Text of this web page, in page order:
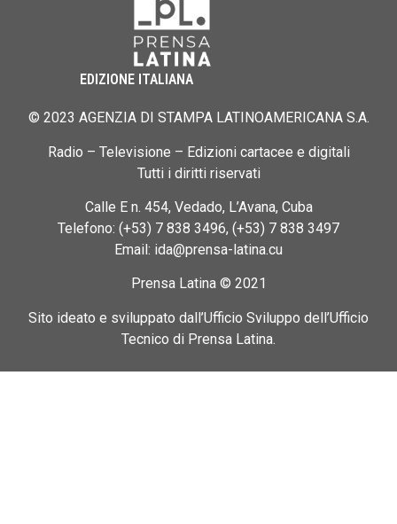
EDIZIONE ITALIANA
© 2023 AGENZIA DI STAMPA LATINOAMERICANA S.A.
Radio – Televisione – Edizioni cartacee e digitali
Tutti i diritti riservati
Calle E n. 454, Vedado, L’Avana, Cuba
Telefono: (+53) 7 838 3496, (+53) 7 838 3497
Email: ida@prensa-latina.cu
Prensa Latina © 2021
Sito ideato e sviluppato dall’Ufficio Sviluppo dell’Ufficio
Tecnico di Prensa Latina.